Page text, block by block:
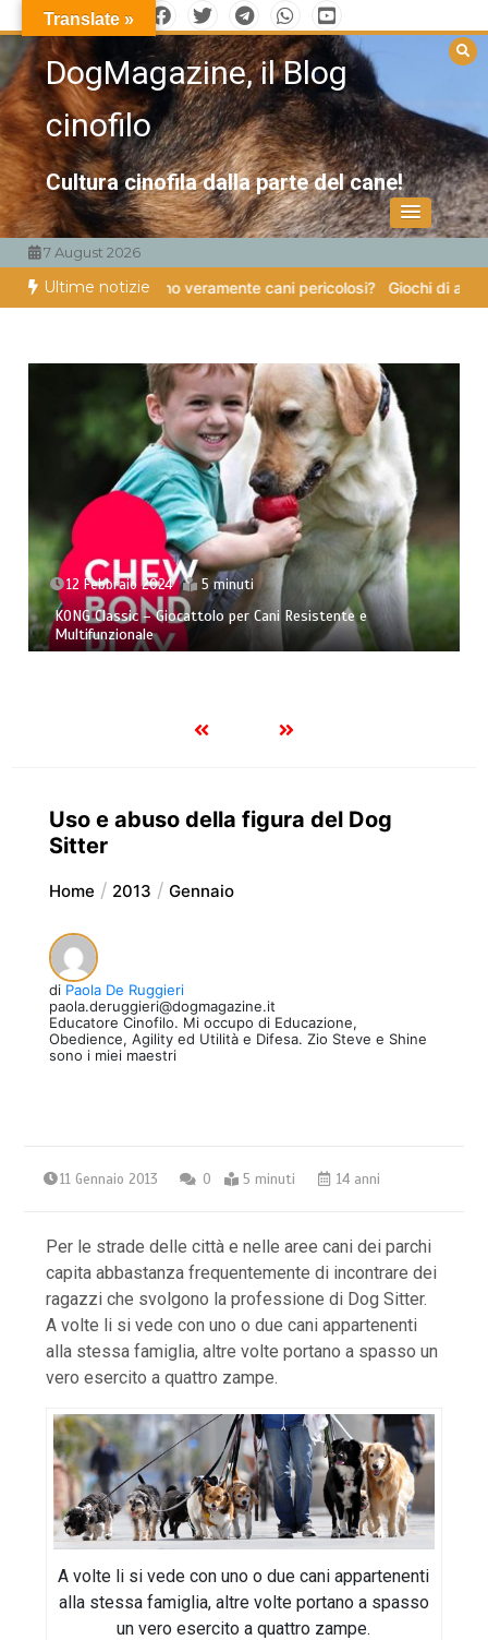
al
contenutoDogMagazine, il Blog
cinofilo
Cultura cinofila dalla parte del cane!
7 August 2026
Ultime notizie
zampe Esistono veramente cani pericolosi? Giochi di
5 minuti
per Cani Resistente e
26 Novembre 2023
Ansia da
affrontarla al meglio!
Uso e abuso della figura del Dog
Sitter
Home 2013 Gennaio
di Paola De Ruggieri
paola.deruggieri@dogmagazine.it
Educatore Cinofilo. Mi occupo di Educazione,
Obedience, Agility ed Utilità e Difesa. Zio Steve e Shine
sono i miei maestri
11 Gennaio 2013 0 5 minuti 14 anni
Per le strade delle città e nelle aree cani dei parchi
capita abbastanza frequentemente di incontrare dei
ragazzi che svolgono la professione di Dog Sitter.
A volte li si vede con uno o due cani appartenenti
alla stessa famiglia, altre volte portano a spasso un
vero esercito a quattro zampe.
A volte li si vede con uno o due cani appartenenti
alla stessa famiglia, altre volte portano a spasso
un vero esercito a quattro zampe.
Translate »